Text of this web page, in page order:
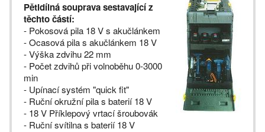
Pětidílná souprava sestavající z
těchto částí:
- Pokosová pila 18 V s akučlánkem
- Ocasová pila s akučlánkem 18 V
- Výška zdvihu 22 mm
- Počet zdvihů při volnoběhu 0-3000
min
- Upínací systém "quick fit"
- Ruční okružní pila s baterií 18 V
- 18 V Příklepový vrtací šroubovák
- Ruční svítilna s baterií 18 V